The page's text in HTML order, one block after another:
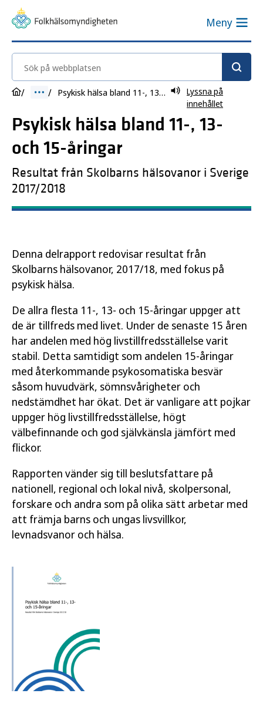
Meny
Sök på webbplatsen
Psykisk hälsa bland 11-, 13- och 15-åringar
Lyssna på
innehållet
Psykisk hälsa bland 11-, 13-
och 15-åringar
Resultat från Skolbarns hälsovanor i Sverige
2017/2018
Denna delrapport redovisar resultat från
Skolbarns hälsovanor, 2017/18, med fokus på
psykisk hälsa.
De allra flesta 11-, 13- och 15-åringar uppger att
de är tillfreds med livet. Under de senaste 15 åren
har andelen med hög livstillfredsställelse varit
stabil. Detta samtidigt som andelen 15-åringar
med återkommande psykosomatiska besvär
såsom huvudvärk, sömnsvårigheter och
nedstämdhet har ökat. Det är vanligare att pojkar
uppger hög livstillfredsställelse, högt
välbefinnande och god självkänsla jämfört med
flickor.
Rapporten vänder sig till beslutsfattare på
nationell, regional och lokal nivå, skolpersonal,
forskare och andra som på olika sätt arbetar med
att främja barns och ungas livsvillkor,
levnadsvanor och hälsa.